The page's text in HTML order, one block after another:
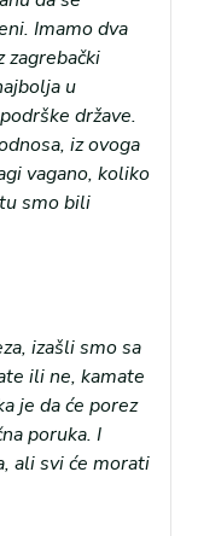
Imamo dva
zagrebački
u
države.
iz ovoga
vagano, koliko
smo bili
izašli smo sa
ili ne, kamate
je da će porez
poruka. I
ali svi će morati